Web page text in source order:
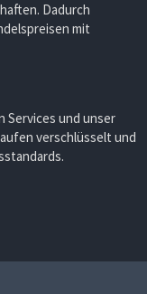
Dadurch
mit
Services und unser
verschlüsselt und